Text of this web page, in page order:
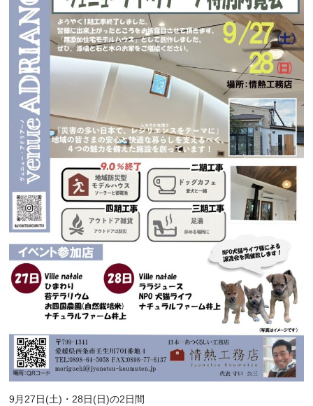
9月27日(土)・28日(日)の2日間